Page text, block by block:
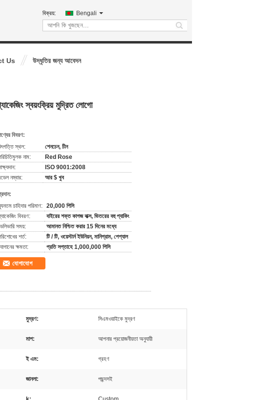
বিক্রয়: Bengali
search
Us উদ্ধৃতির জন্য আবেদন
স্বয়ংক্রিয় মুদ্রিত লোগো
বিবরণ:
স্থল:
শেনচেন, চীন
নাম:
Red Rose
ISO 9001:2008
নম্বার:
আর $ খুব
চাহিদার পরিমাণ: 20,000 পিসি
বিবরণ:
বাইরের শক্ত কাগজ বাক্স, ভিতরের বহু প্যাকিং
সময়:
আমানত নিশ্চিত করার 15 দিনের মধ্যে
শর্ত:
টি / টি, ওয়েস্টার্ন ইউনিয়ন, মানিগ্রাম, পেপ্যাল
ক্ষমতা:
প্রতি সপ্তাহে 1,000,000 পিসি
যোগাযোগ
মুদ্রণ: সিএমওয়াইকে মুদ্রণ
মাপ: আপনার প্রয়োজনীয়তা অনুযায়ী
ই এম: গ্রহণ
জানলা: পছন্দসই